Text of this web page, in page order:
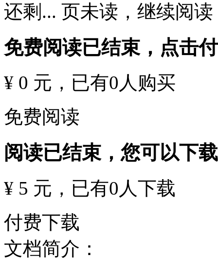
还剩 ... 页未读， 继续阅读
免费阅读已结束，点击
¥ 0 元 ，已有0 人购买
免费阅读
阅读已结束，您可以下
¥ 5 元 ，已有0 人下载
付费下载
文档简介：